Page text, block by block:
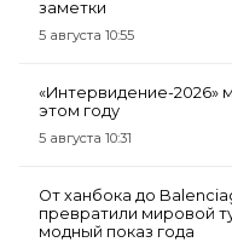
заметки
5 августа 10:55
«Интервидение-2026»
этом году
5 августа 10:31
От ханбока до
превратили мировой
модный показ года